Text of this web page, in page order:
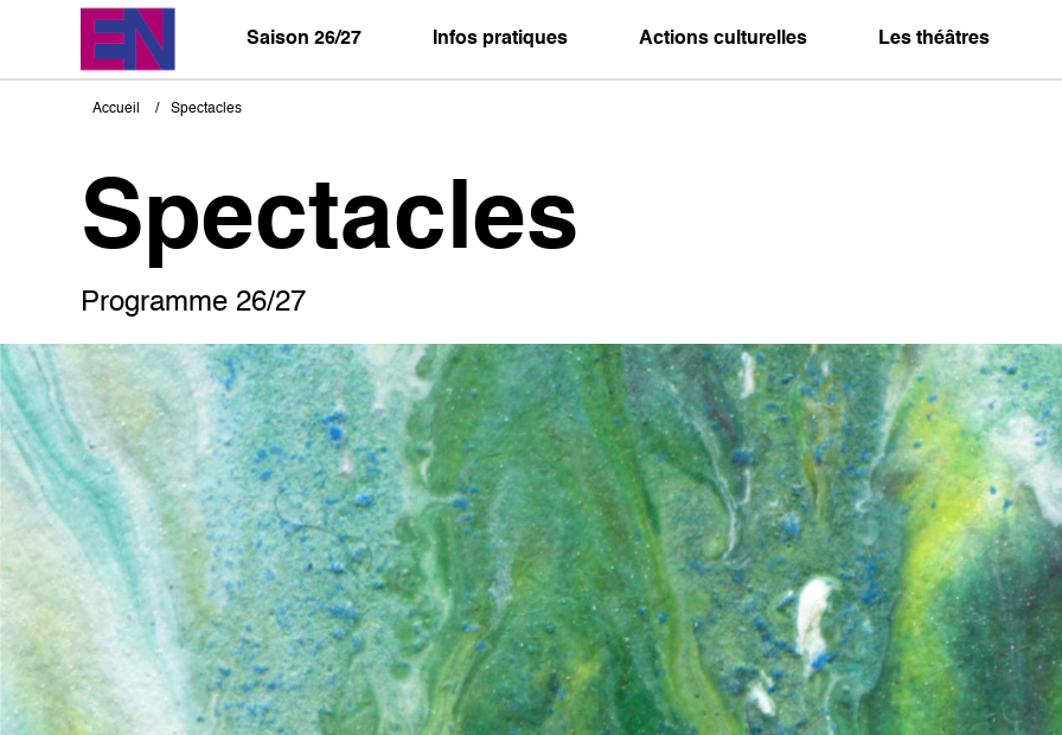
Saison 26/27 Infos pratiques Actions culturelles Les théâtres
Fil
Accueil Spectacles
Spectacles
Programme 26/27